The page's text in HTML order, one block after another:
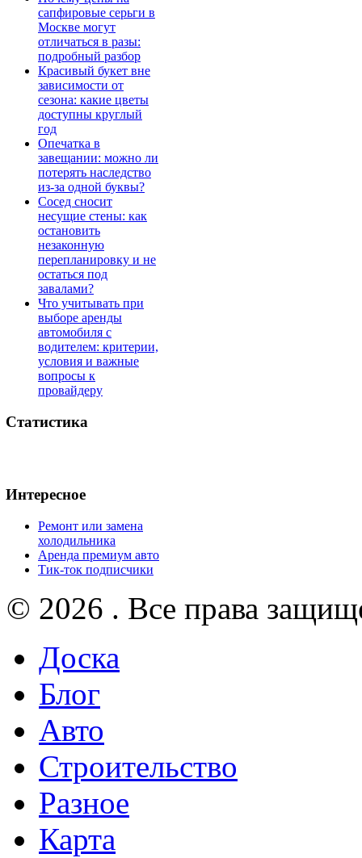
сапфировые серьги в
Москве могут
отличаться в разы:
подробный разбор
Красивый букет вне
зависимости от
сезона: какие цветы
доступны круглый
год
Опечатка в
завещании: можно ли
потерять наследство
из-за одной буквы?
Сосед сносит
несущие стены: как
остановить
незаконную
перепланировку и не
остаться под
завалами?
Что учитывать при
выборе аренды
автомобиля с
водителем: критерии,
условия и важные
вопросы к
провайдеру
Статистика
Интересное
Ремонт или замена
холодильника
Аренда премиум авто
Тик-ток подписчики
© 2026 . Все права
Доска
Блог
Авто
Строительство
Разное
Карта